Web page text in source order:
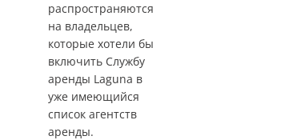
распространяются
на владельцев,
которые хотели бы
включить Службу
аренды Laguna в
уже имеющийся
список агентств
аренды.